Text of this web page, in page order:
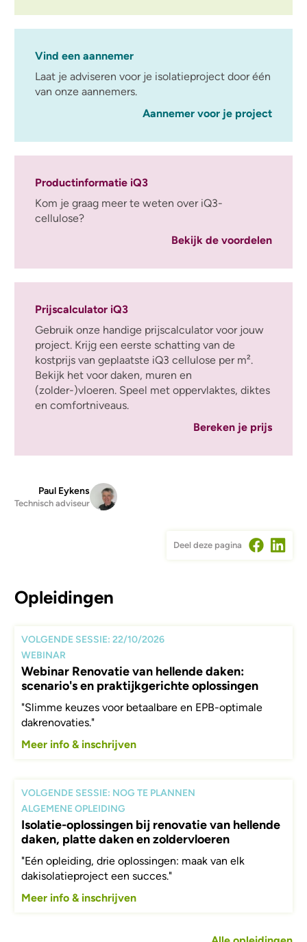
Vind een aannemer
Laat je adviseren voor je isolatieproject door één
van onze aannemers.
Aannemer voor je project
Productinformatie iQ3
Kom je graag meer te weten over iQ3-
cellulose?
Bekijk de voordelen
Prijscalculator iQ3
Gebruik onze handige prijscalculator voor jouw
project. Krijg een eerste schatting van de
kostprijs van geplaatste iQ3 cellulose per m².
Bekijk het voor daken, muren en
(zolder-)vloeren. Speel met oppervlaktes, diktes
en comfortniveaus.
Bereken je prijs
Paul Eykens
Technisch adviseur
Deel deze pagina
Opleidingen
VOLGENDE SESSIE: 22/10/2026
WEBINAR
Webinar Renovatie van hellende daken:
scenario's en praktijkgerichte oplossingen
"Slimme keuzes voor betaalbare en EPB-optimale
dakrenovaties."
Meer info & inschrijven
VOLGENDE SESSIE: NOG TE PLANNEN
ALGEMENE OPLEIDING
Isolatie-oplossingen bij renovatie van hellende
daken, platte daken en zoldervloeren
"Eén opleiding, drie oplossingen: maak van elk
dakisolatieproject een succes."
Meer info & inschrijven